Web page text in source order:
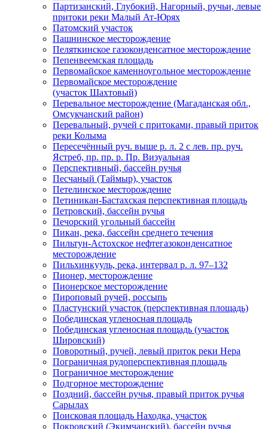
Партизанский, Глубокий, Нагорный, ручьи, левые
притоки реки Малый Ат-Юрях
Патомский участок
Пашнинское месторождение
Пеляткинское газоконденсатное месторождение
Пепенвеемская площадь
Первомайское каменноугольное месторождение
Первомайское месторождение
(участок Шахтовый)
Перевальное месторождение (Магаданская обл.,
Омсукчанский район)
Перевальный, ручей с притоками, правый приток
реки Колыма
Пересечённый руч. выше р. л. 2 с лев. пр. руч.
Ястреб, пр. пр. р. Пр. Визуальная
Перспективный, бассейн ручья
Песчаный (Таймыр), участок
Петелинское месторождение
Петиникан-Бастахская перспективная площадь
Петровский, бассейн ручья
Печорский угольный бассейн
Пикан, река, бассейн среднего течения
Пильтун-Астохское нефтегазоконденсатное
месторождение
Пильхинкууль, река, интервал р. л. 97–132
Пионер, месторождение
Пионерское месторождение
Пироповый ручей, россыпь
Пластунский участок (перспективная площадь)
Побединская угленосная площадь
Побединская угленосная площадь (участок
Шировский)
Поворотный, ручей, левый приток реки Нера
Пограничная рудоперспективная площадь
Пограничное месторождение
Подгорное месторождение
Поздний, бассейн ручья, правый приток ручья
Сарылах
Поисковая площадь Находка, участок
Покровский (Экимчанский), бассейн ручья